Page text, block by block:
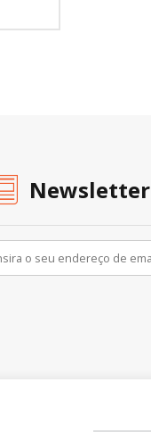
Newsletter